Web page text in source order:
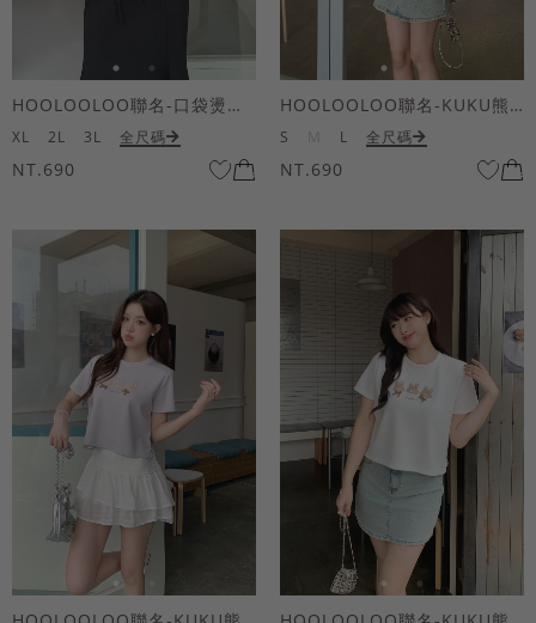
HOOLOOLOO聯名-口袋燙金KUKU熊短袖上衣
XL 2L 3L 全尺碼
NT.690
HOOLOOLOO聯名-KUKU熊蝴蝶結短袖上衣
S L 全尺碼
NT.690